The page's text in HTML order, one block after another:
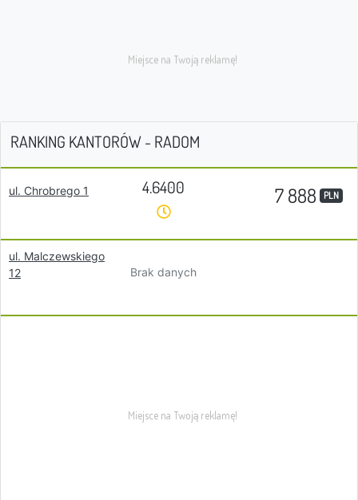
RANKING KANTORÓW - RADOM
ul. Chrobrego 1 4.6400 7 888 PLN
ul. Malczewskiego
12
Brak danych